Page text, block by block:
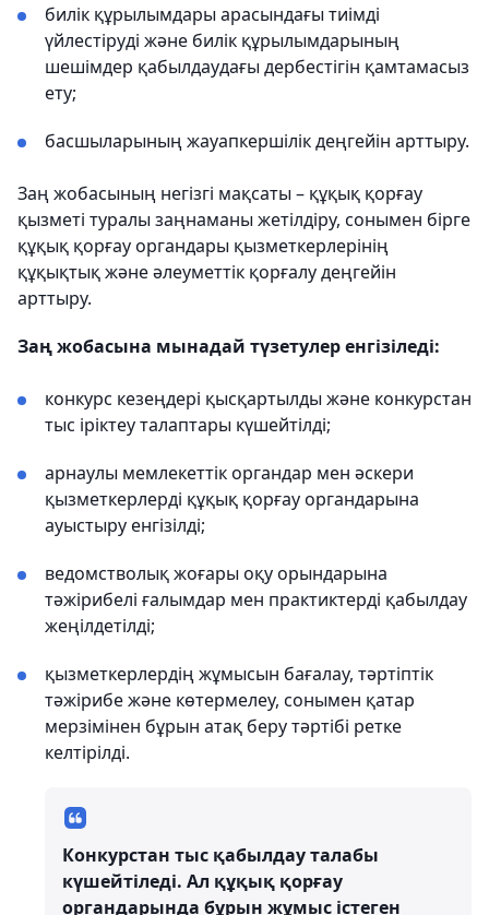
билік құрылымдары арасындағы тиімді
үйлестіруді және билік құрылымдарының
шешімдер қабылдаудағы дербестігін қамтамасыз
ету;
басшыларының жауапкершілік деңгейін арттыру.
Заң жобасының негізгі мақсаты – құқық қорғау
қызметі туралы заңнаманы жетілдіру, сонымен бірге
құқық қорғау органдары қызметкерлерінің
құқықтық және әлеуметтік қорғалу деңгейін
арттыру.
Заң жобасына мынадай түзетулер енгізіледі:
конкурс кезеңдері қысқартылды және конкурстан
тыс іріктеу талаптары күшейтілді;
арнаулы мемлекеттік органдар мен әскери
қызметкерлерді құқық қорғау органдарына
ауыстыру енгізілді;
ведомстволық жоғары оқу орындарына
тәжірибелі ғалымдар мен практиктерді қабылдау
жеңілдетілді;
қызметкерлердің жұмысын бағалау, тәртіптік
тәжірибе және көтермелеу, сонымен қатар
мерзімінен бұрын атақ беру тәртібі ретке
келтірілді.
Конкурстан тыс қабылдау талабы
күшейтіледі. Ал құқық қорғау
органдарында бұрын жұмыс істеген